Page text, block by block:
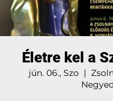
Életre kel a
jún. 06., Szo
  |